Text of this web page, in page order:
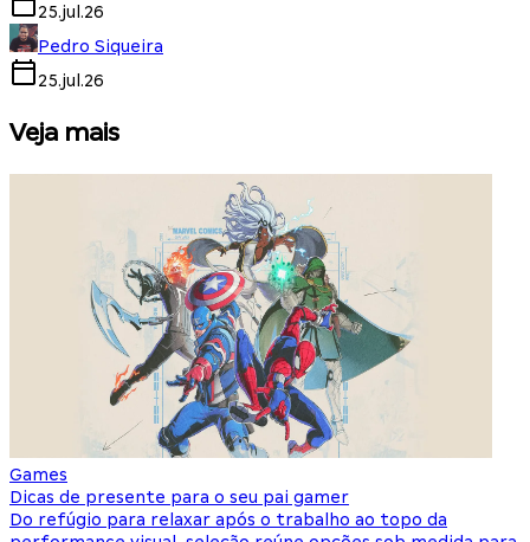
25.jul.26
Pedro Siqueira
25.jul.26
Veja mais
Games
Dicas de presente para o seu pai gamer
Do refúgio para relaxar após o trabalho ao topo da